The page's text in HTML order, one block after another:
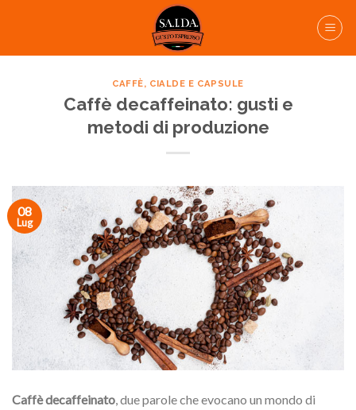
CAFFÈ, CIALDE E CAPSULE
Caffè decaffeinato: gusti e
metodi di produzione
08
Lug
Caffè decaffeinato , due parole che evocano un mondo di